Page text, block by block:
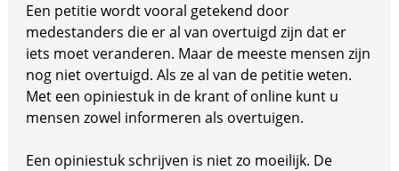
Een petitie wordt vooral getekend door
medestanders die er al van overtuigd zijn dat er
iets moet veranderen. Maar de meeste mensen zijn
nog niet overtuigd. Als ze al van de petitie weten.
Met een opiniestuk in de krant of online kunt u
mensen zowel informeren als overtuigen.
Een opiniestuk schrijven is niet zo moeilijk. De